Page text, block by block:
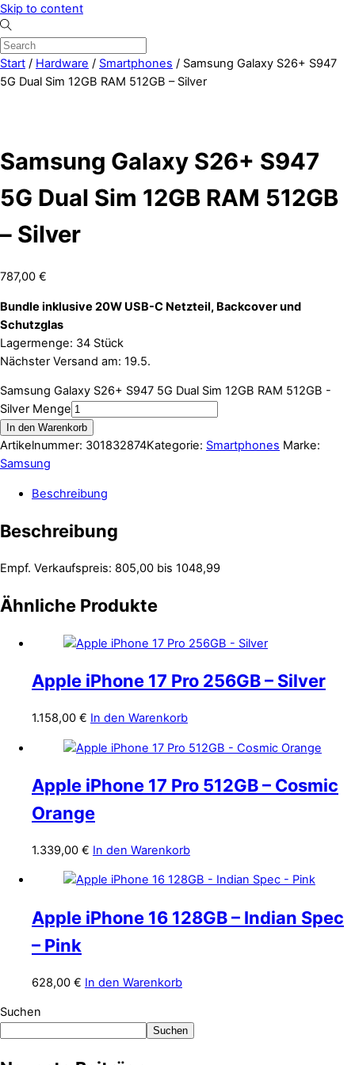
Skip to content
Start / Hardware / Smartphones / Samsung Galaxy S26+ S947
5G Dual Sim 12GB RAM 512GB – Silver
Samsung Galaxy S26+ S947
5G Dual Sim 12GB RAM 512GB
– Silver
787,00 €
Bundle inklusive 20W USB-C Netzteil, Backcover und
Schutzglas
Lagermenge: 34 Stück
Nächster Versand am: 19.5.
Samsung Galaxy S26+ S947 5G Dual Sim 12GB RAM 512GB -
Silver Menge
In den Warenkorb
Artikelnummer: 301832874Kategorie: Smartphones Marke:
Samsung
Beschreibung
Beschreibung
Empf. Verkaufspreis: 805,00 bis 1048,99
Ähnliche Produkte
Apple iPhone 17 Pro 256GB – Silver
1.158,00 € In den Warenkorb
Apple iPhone 17 Pro 512GB – Cosmic
Orange
1.339,00 € In den Warenkorb
Apple iPhone 16 128GB – Indian Spec
– Pink
628,00 € In den Warenkorb
Suchen
Suchen